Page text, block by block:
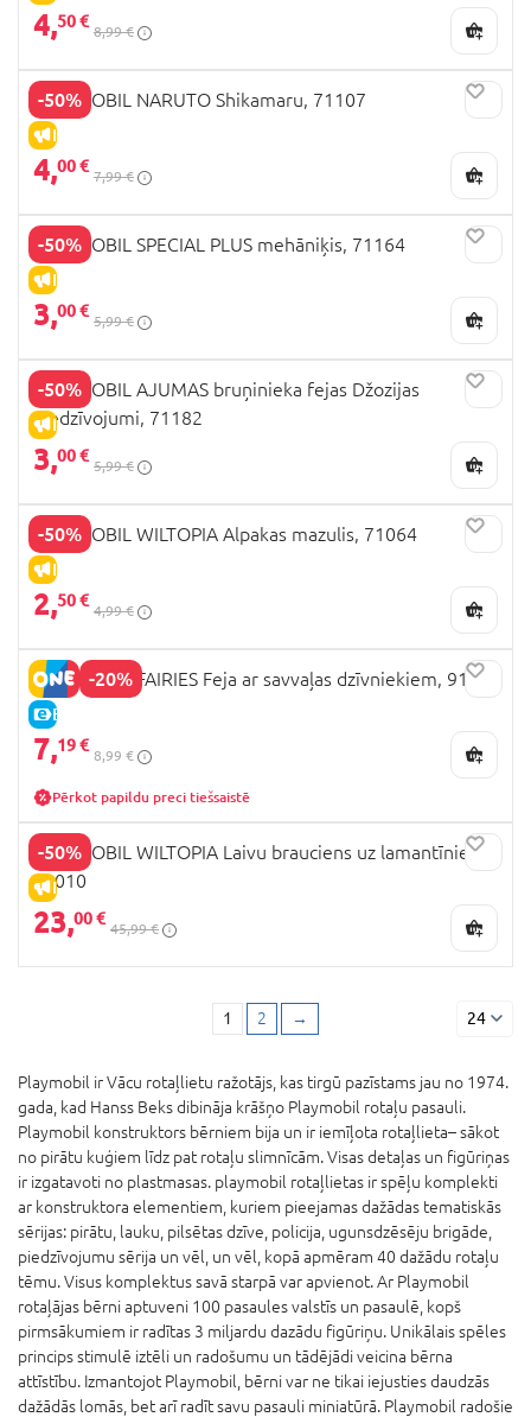
4,50 €
8,99 €
-50%
IZPĀRDOŠANA
PLAYMOBIL NARUTO Shikamaru, 71107
4,00 €
7,99 €
-50%
IZPĀRDOŠANA
PLAYMOBIL SPECIAL PLUS mehāniķis, 71164
3,00 €
5,99 €
-50%
IZPĀRDOŠANA
PLAYMOBIL AJUMAS bruņinieka fejas Džozijas
piedzīvojumi, 71182
3,00 €
5,99 €
-50%
IZPĀRDOŠANA
PLAYMOBIL WILTOPIA Alpakas mazulis, 71064
2,50 €
4,99 €
-20%
E-CENA
PLAYMOBIL FAIRIES Feja ar savvaļas dzīvniekiem, 9141
7,19 €
8,99 €
Pērkot papildu preci tiešsaistē
-50%
IZPĀRDOŠANA
PLAYMOBIL WILTOPIA Laivu brauciens uz lamantīniem,
71010
23,00 €
45,99 €
1 2 → 24
Playmobil ir Vācu rotaļlietu ražotājs, kas tirgū pazīstams jau no 1974.
gada, kad Hanss Beks dibināja krāšņo Playmobil rotaļu pasauli.
Playmobil konstruktors bērniem bija un ir iemīļota rotaļlieta– sākot
no pirātu kuģiem līdz pat rotaļu slimnīcām. Visas detaļas un figūriņas
ir izgatavoti no plastmasas. playmobil rotaļlietas ir spēļu komplekti
ar konstruktora elementiem, kuriem pieejamas dažādas tematiskās
sērijas: pirātu, lauku, pilsētas dzīve, policija, ugunsdzēsēju brigāde,
piedzīvojumu sērija un vēl, un vēl, kopā apmēram 40 dažādu rotaļu
tēmu. Visus komplektus savā starpā var apvienot. Ar Playmobil
rotaļājas bērni aptuveni 100 pasaules valstīs un pasaulē, kopš
pirmsākumiem ir radītas 3 miljardu dazādu figūriņu. Unikālais spēles
princips stimulē iztēli un radošumu un tādējādi veicina bērna
attīstību. Izmantojot Playmobil, bērni var ne tikai iejusties daudzās
dažādās lomās, bet arī radīt savu pasauli miniatūrā. Playmobil radošie